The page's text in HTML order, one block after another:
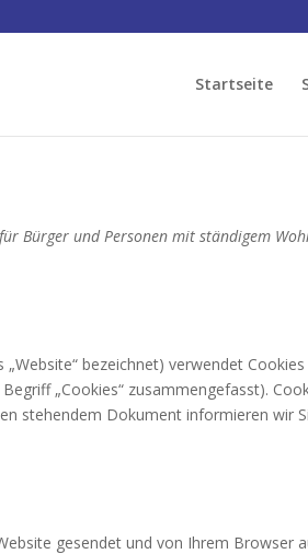
Startseite
Bürger und Personen mit ständigem
„Website“ bezeichnet) verwendet Cookies
„Cookies“ zusammengefasst).
stehendem Dokument informieren wir
gesendet und von Ihrem Browser